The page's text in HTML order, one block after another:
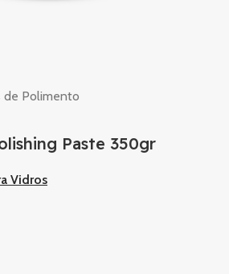
de Polimento
Paste 350gr
Vidros